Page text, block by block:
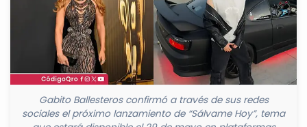
Gabito Ballesteros confirmó a través de sus redes
sociales el próximo lanzamiento de “Sálvame Hoy”, tema